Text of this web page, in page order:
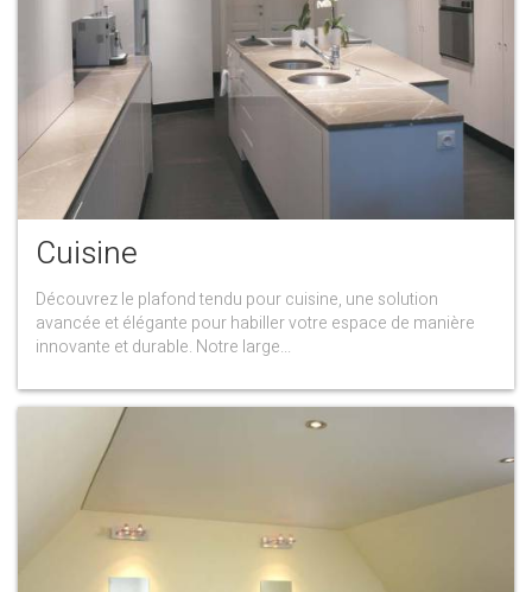
Cuisine
Découvrez le plafond tendu pour cuisine, une solution
avancée et élégante pour habiller votre espace de manière
innovante et durable. Notre large...